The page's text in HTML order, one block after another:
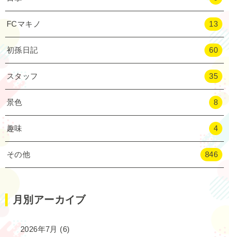
FCマキノ 13
初孫日記 60
スタッフ 35
景色 8
趣味 4
その他 846
月別アーカイブ
2026年7月 (6)